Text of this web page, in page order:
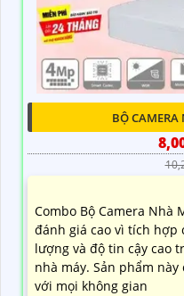
BỘ CAMERA
Combo Bộ Camera Nhà
đánh giá cao vì tích
lượng và độ tin cậy cao
nhà máy. Sản phẩm
với mọi không gian